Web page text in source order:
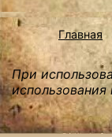
Главная
При